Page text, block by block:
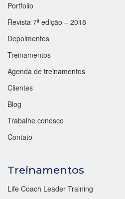
Portfolio
Revista 7ª edição – 2018
Depoimentos
Treinamentos
Agenda de treinamentos
Clientes
Blog
Trabalhe conosco
Contato
Treinamentos
Life Coach Leader Training